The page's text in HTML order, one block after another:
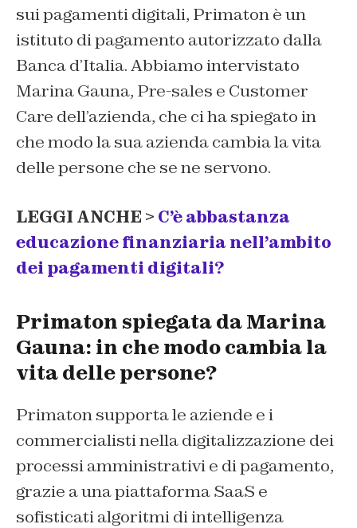
sui pagamenti digitali, Primaton è un
istituto di pagamento autorizzato dalla
Banca d’Italia. Abbiamo intervistato
Marina Gauna, Pre-sales e Customer
Care dell’azienda, che ci ha spiegato in
che modo la sua azienda cambia la vita
delle persone che se ne servono.
LEGGI ANCHE > C’è abbastanza
educazione finanziaria nell’ambito
dei pagamenti digitali?
Primaton spiegata da Marina
Gauna: in che modo cambia la
vita delle persone?
Primaton supporta le aziende e i
commercialisti nella digitalizzazione dei
processi amministrativi e di pagamento,
grazie a una piattaforma SaaS e
sofisticati algoritmi di intelligenza